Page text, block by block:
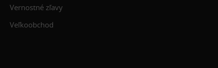
Vernostné zľavy
Veľkoobchod